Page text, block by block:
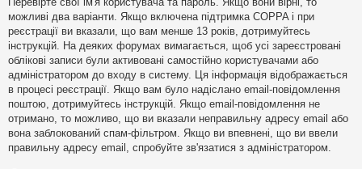
можливі два варіанти. Якщо включена підтримка COPPA і при
реєстрації ви вказали, що вам менше 13 років, дотримуйтесь
інструкцій. На деяких форумах вимагається, щоб усі зареєстровані
облікові записи були активовані самостійно користувачами або
адміністратором до входу в систему. Ця інформація відображається
в процесі реєстрації. Якщо вам було надіслано email-повідомлення
поштою, дотримуйтесь інструкцій. Якщо email-повідомлення не
отримано, то можливо, що ви вказали неправильну адресу email або
вона заблокований спам-фільтром. Якщо ви впевнені, що ви ввели
правильну адресу email, спробуйте зв'язатися з адміністратором.